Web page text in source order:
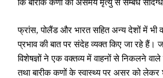
कि बारीक कणों का असमय मृत्यु से सम्बंध
फ्रांस,पोलैंड और भारत सहित अन्य देशों में भी
प्रभाव की बात पर संदेह व्यक्त किए जा रहे हैं।
विशेषज्ञों ने एक वक्तव्य में वाहनों से निकलने
तथा बारीक कणों के स्वास्थ्य पर असर को लेकर